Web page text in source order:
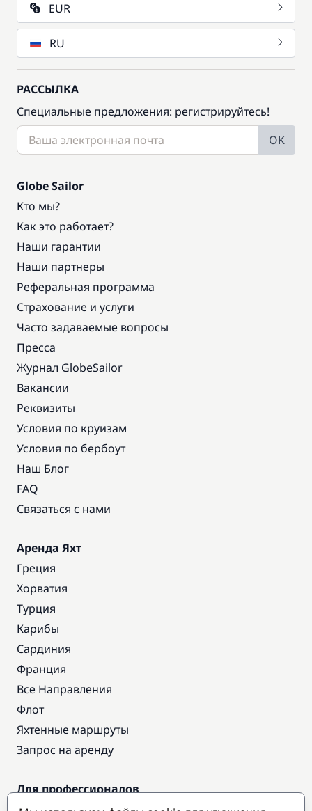
EUR
RU
РАССЫЛКА
Специальные предложения: регистрируйтесь!
OK
Globe Sailor
Кто мы?
Как это работает?
Наши гарантии
Наши партнеры
Реферальная программа
Страхование и услуги
Часто задаваемые вопросы
Пресса
Журнал GlobeSailor
Вакансии
Реквизиты
Условия по круизам
Условия по бербоут
Наш Блог
FAQ
Связаться с нами
Аренда Яхт
Греция
Хорватия
Турция
Карибы
Сардиния
Франция
Все Направления
Флот
Яхтенные маршруты
Запрос на аренду
Для профессионалов